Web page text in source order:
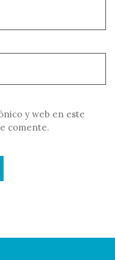
y web en este
comente.